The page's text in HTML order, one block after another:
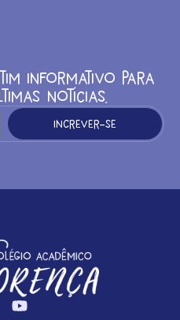
informativo para
notícias.
Increver-se